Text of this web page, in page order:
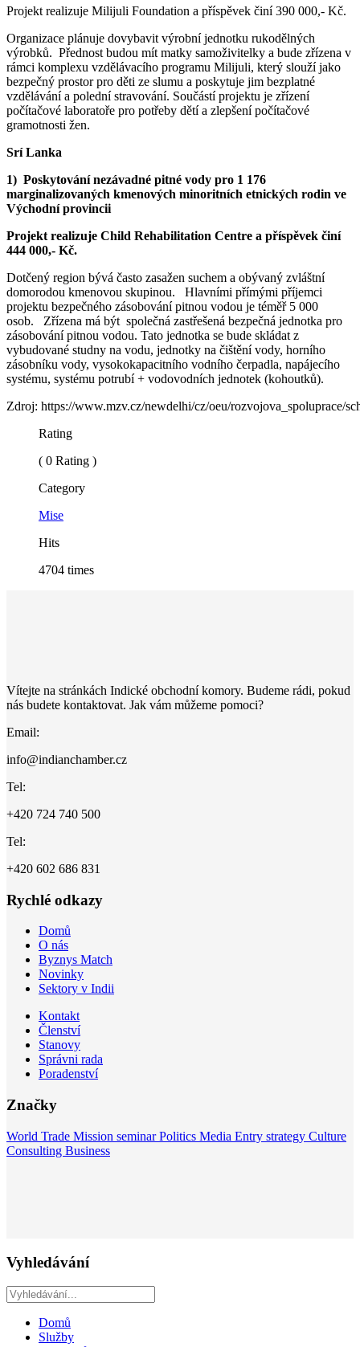
Projekt realizuje Milijuli Foundation a příspěvek činí 390 000,- Kč.
Organizace plánuje dovybavit výrobní jednotku rukodělných
výrobků. Přednost budou mít matky samoživitelky a bude zřízena v
rámci komplexu vzdělávacího programu Milijuli, který slouží jako
bezpečný prostor pro děti ze slumu a poskytuje jim bezplatné
vzdělávání a polední stravování. Součástí projektu je zřízení
počítačové laboratoře pro potřeby dětí a zlepšení počítačové
gramotnosti žen.
Srí Lanka
1) Poskytování nezávadné pitné vody pro 1 176
marginalizovaných kmenových minoritních etnických rodin ve
Východní provincii
Projekt realizuje Child Rehabilitation Centre a příspěvek činí
444 000,- Kč.
Dotčený region bývá často zasažen suchem a obývaný zvláštní
domorodou kmenovou skupinou. Hlavními přímými příjemci
projektu bezpečného zásobování pitnou vodou je téměř 5 000
osob. Zřízena má být společná zastřešená bezpečná jednotka pro
zásobování pitnou vodou. Tato jednotka se bude skládat z
vybudované studny na vodu, jednotky na čištění vody, horního
zásobníku vody, vysokokapacitního vodního čerpadla, napájecího
systému, systému potrubí + vodovodních jednotek (kohoutků).
Zdroj: https://www.mzv.cz/newdelhi/cz/oeu/rozvojova_spoluprace/
Rating
( 0 Rating )
Category
Mise
Hits
4704 times
Vítejte na stránkách Indické obchodní komory. Budeme rádi, pokud
nás budete kontaktovat. Jak vám můžeme pomoci?
Email:
info@indianchamber.cz
Tel:
+420 724 740 500
Tel:
+420 602 686 831
Rychlé odkazy
Domů
O nás
Byznys Match
Novinky
Sektory v Indii
Kontakt
Členství
Stanovy
Správni rada
Poradenství
Značky
World Trade Mission seminarPolitics Media Entry strategy Culture
Consulting Business
Vyhledávání
Domů
Služby